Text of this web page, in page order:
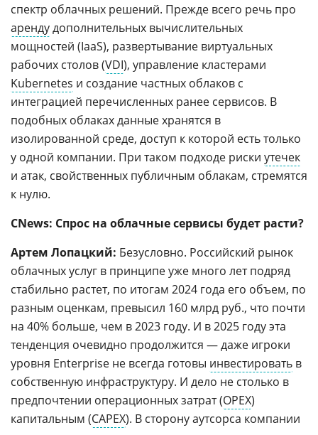
спектр облачных решений. Прежде всего речь про
арендудополнительных вычислительных
мощностей (IaaS), развертывание виртуальных
рабочих столов (VDI), управление кластерами
Kubernetes и создание частных облаков с
интеграцией перечисленных ранее сервисов. В
подобных облаках данные хранятся в
изолированной среде, доступ к которой есть только
у одной компании. При таком подходе риски утечек
и атак, свойственных публичным облакам, стремятся
к нулю.
CNews: Спрос на облачные сервисы будет расти?
Артем Лопацкий: Безусловно. Российский рынок
облачных услуг в принципе уже много лет подряд
стабильно растет, по итогам 2024 года его объем, по
разным оценкам, превысил 160 млрд руб., что почти
на 40% больше, чем в 2023 году. И в 2025 году эта
тенденция очевидно продолжится — даже игроки
уровня Enterprise не всегда готовы инвестировать в
собственную инфраструктуру. И дело не столько в
предпочтении операционных затрат (OPEX)
капитальным (CAPEX). В сторону аутсорса компании